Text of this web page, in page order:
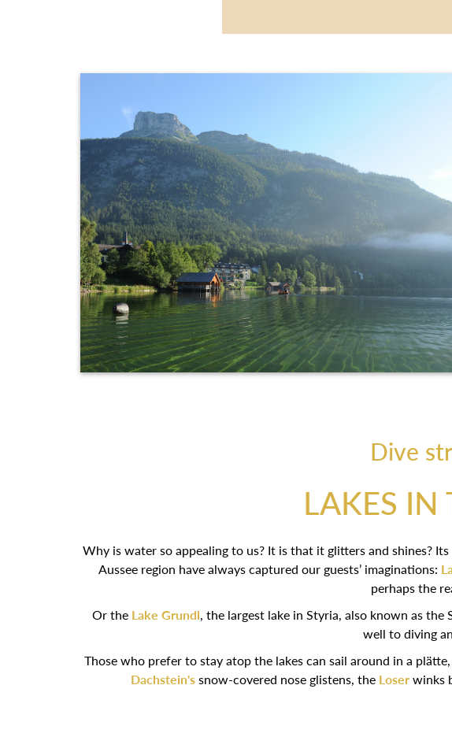
Dive
LAKES IN
Why is water so appealing to us? It is that it glitters and shines?
Aussee region have always captured our guests’ imaginations:
perhaps the
Or the Lake Grundl, the largest lake in Styria, also known as
well to diving
Those who prefer to stay atop the lakes can sail around in a
Dachstein's snow-covered nose glistens, the Loser winks